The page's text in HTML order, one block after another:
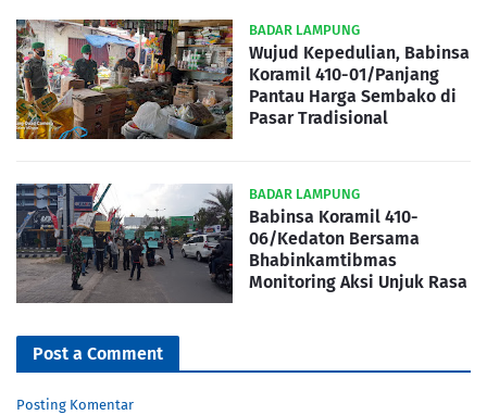
BADAR LAMPUNG
Wujud Kepedulian, Babinsa
Koramil 410-01/Panjang
Pantau Harga Sembako di
Pasar Tradisional
BADAR LAMPUNG
Babinsa Koramil 410-
06/Kedaton Bersama
Bhabinkamtibmas
Monitoring Aksi Unjuk Rasa
Post a Comment
Posting Komentar